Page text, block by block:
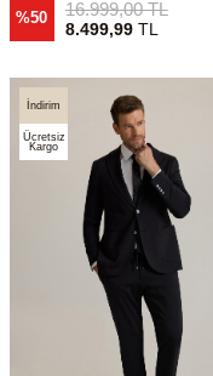
%50 16.999,00TL
8.499,99TL
İndirim
Ücretsiz
Kargo